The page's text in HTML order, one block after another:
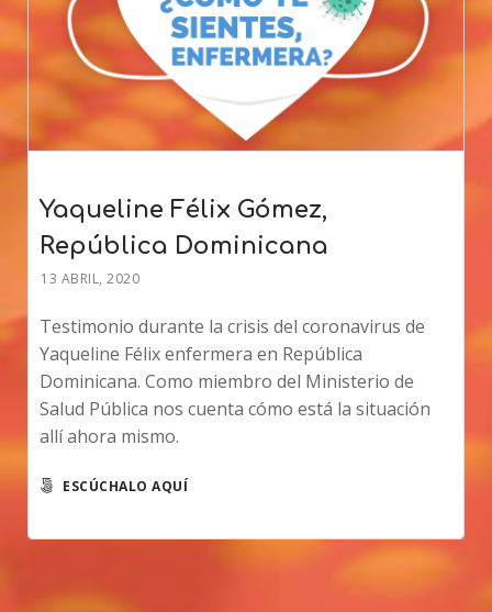
Yaqueline Félix Gómez,
República Dominicana
13 ABRIL, 2020
Testimonio durante la crisis del coronavirus de
Yaqueline Félix enfermera en República
Dominicana. Como miembro del Ministerio de
Salud Pública nos cuenta cómo está la situación
allí ahora mismo.
ESCÚCHALO AQUÍ